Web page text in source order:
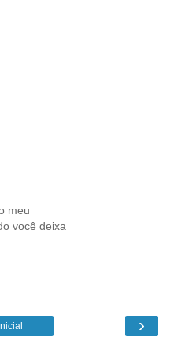
meu
você deixa
›